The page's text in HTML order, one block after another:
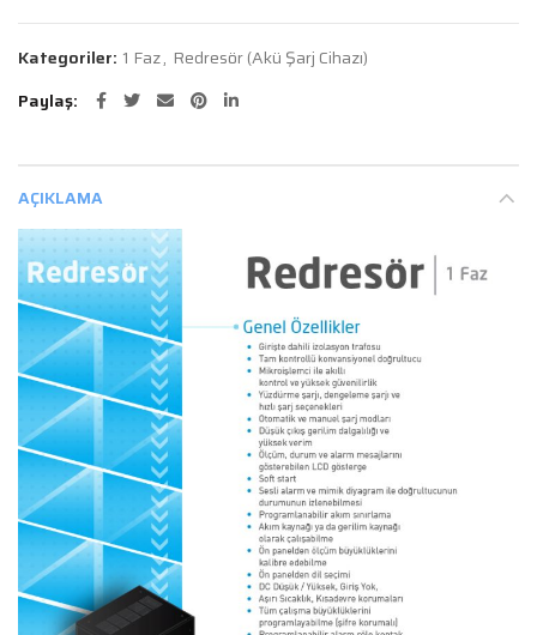
Kategoriler: 1 Faz, Redresör (Akü Şarj Cihazı)
Paylaş
AÇIKLAMA